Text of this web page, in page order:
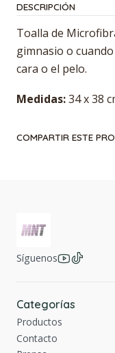
DESCRIPCIÓN
Toalla de
gimnasio o
cara o el pelo.
Medidas:34 x 38
COMPARTIR ESTE
Síguenos
Categorías
Productos
Contacto